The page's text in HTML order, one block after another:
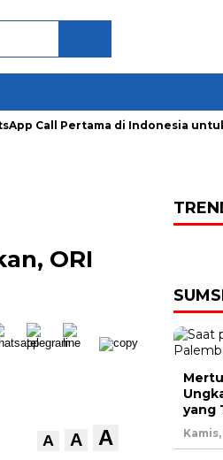
Call Pertama di Indonesia untuk
ORI
A A A
yang